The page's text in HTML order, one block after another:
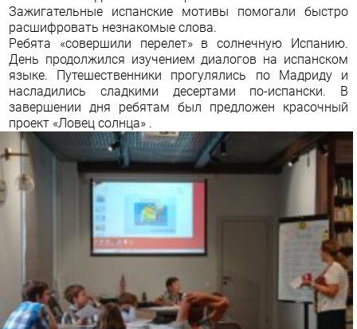
Зажигательные испанские мотивы помогали быстро
расшифровать незнакомые слова.
Ребята «совершили перелет» в солнечную Испанию.
День продолжился изучением диалогов на испанском
языке. Путешественники прогулялись по Мадриду и
насладились сладкими десертами по-испански. В
завершении дня ребятам был предложен красочный
проект «Ловец солнца» .